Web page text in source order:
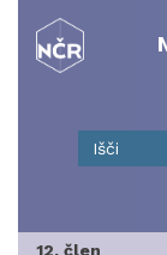
content
12. člen